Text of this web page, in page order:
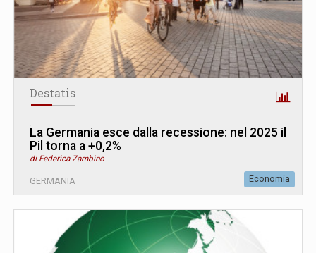
Destatis
La Germania esce dalla recessione: nel 2025 il
Pil torna a +0,2%
di Federica Zambino
GERMANIA Economia